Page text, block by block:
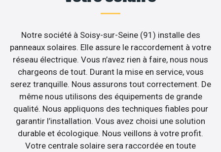
Notre société à Soisy-sur-Seine (91) installe des
panneaux solaires. Elle assure le raccordement à votre
réseau électrique. Vous n’avez rien à faire, nous nous
chargeons de tout. Durant la mise en service, vous
serez tranquille. Nous assurons tout correctement. De
même nous utilisons des équipements de grande
qualité. Nous appliquons des techniques fiables pour
garantir l’installation. Vous avez choisi une solution
durable et écologique. Nous veillons à votre profit.
Votre centrale solaire sera raccordée en toute